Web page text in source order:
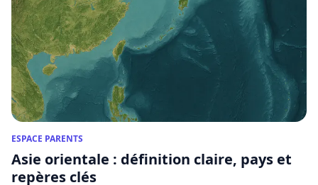
ESPACE PARENTS
Asie orientale : définition claire, pays et
repères clés